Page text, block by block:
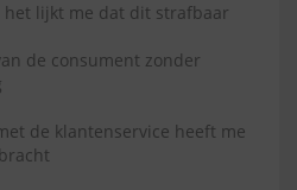
het lijkt me dat dit strafbaar
de consument zonder
de klantenservice heeft me